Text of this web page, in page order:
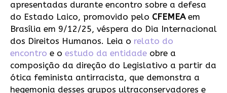
apresentadas durante encontro sobre a defesa
do Estado Laico, promovido pelo CFEMEA em
Brasília em 9/12/25, véspera do Dia Internacional
dos Direitos Humanos. Leia o relato do
encontro e o estudo da entidade obre a
composição da direção do Legislativo a partir da
ótica feminista antirracista, que demonstra a
hegemonia desses grupos ultraconservadores e